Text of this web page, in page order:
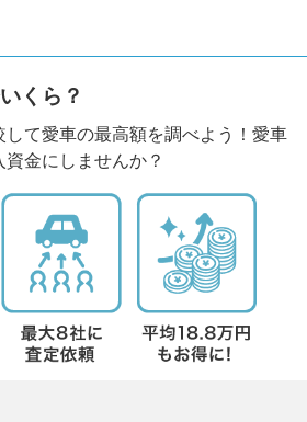
くら？
て愛車の最高額を調べよう！愛車
金にしませんか？